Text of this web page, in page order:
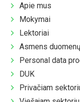
Apie mus
Mokymai
Lektoriai
Asmens
Personal data
DUK
Privačiam